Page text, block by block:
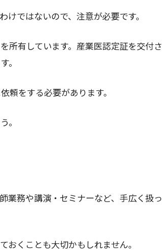
ではないので、注意が必要です。
を所有しています。産業医認定証を交付さ
。
頼をする必要があります。
。
業務や講演・セミナーなど、手広く扱っ
くことも大切かもしれません。